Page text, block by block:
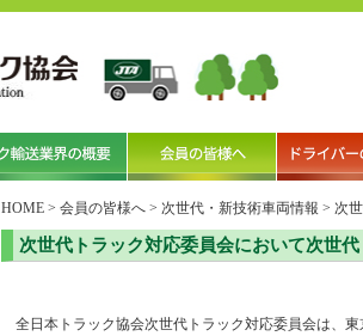
HOME > 会員の皆様へ > 次世代・新技術車両情報 > 次
次世代トラック対応委員会において次世
全日本トラック協会次世代トラック対応委員会は、